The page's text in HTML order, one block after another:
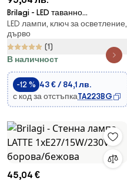
Brilagi - LED таванно
осветително тяло ALSON
LED/24W/230V дъб
LED лампи, ключ за осветление,
дърво
(1)
В наличност
-12 % 43 € / 84,1 лв.
с код за отстъпкаTA223BG
45,04 €